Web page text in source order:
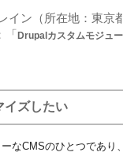
イン（所在地：東京
「 Drupalカスタムモジュ
ズしたい
なCMSのひとつであり、